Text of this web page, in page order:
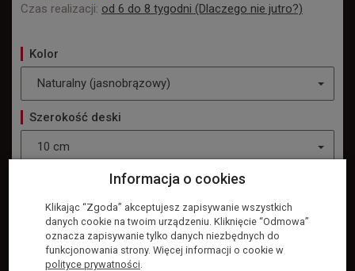
Czas realizacji: od 6 do 8 tygodni (Dlaczego nie jutro?)
Kolor
Naturalny (jasnobrązowy)
Szerokość deski
10 cm
Pionowa
Zapytaj o produkt
Informacja o cookies
Klikając “Zgoda” akceptujesz zapisywanie wszystkich
danych cookie na twoim urządzeniu. Kliknięcie “Odmowa”
oznacza zapisywanie tylko danych niezbędnych do
funkcjonowania strony. Więcej informacji o cookie w
polityce prywatności